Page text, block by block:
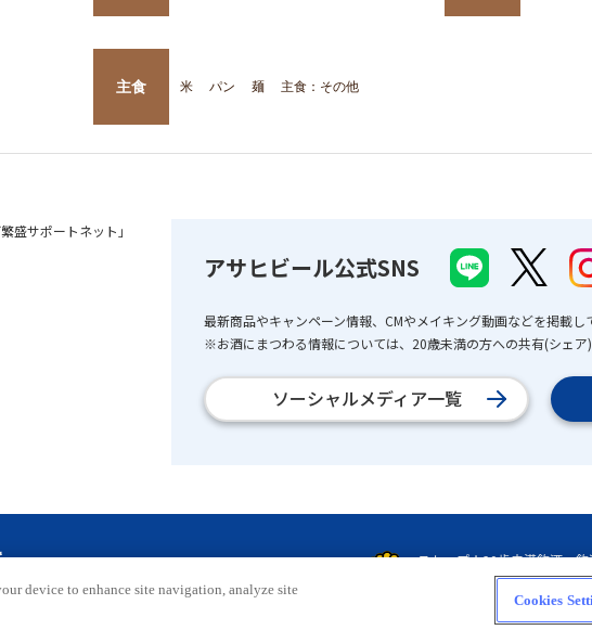
主食 米 パン 麺 主食：その他
盛サポートネット」
アサヒビール公式SNS
最新商品やキャンペーン情報、CMやメイキング動画などを掲載し
※お酒にまつわる情報については、20歳未満の方への共有(シェア)
ソーシャルメディア一覧
device to enhance site navigation, analyze site
Cookies